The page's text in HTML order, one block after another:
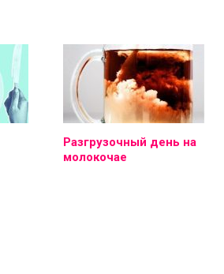
Разгрузочный день на
молокочае